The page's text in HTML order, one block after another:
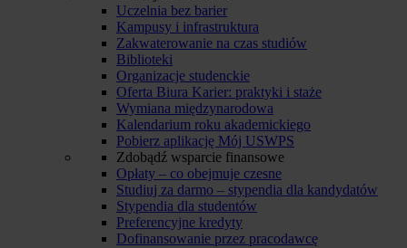
Uczelnia bez barier
Kampusy i infrastruktura
Zakwaterowanie na czas studiów
Biblioteki
Organizacje studenckie
Oferta Biura Karier: praktyki i staże
Wymiana międzynarodowa
Kalendarium roku akademickiego
Pobierz aplikację Mój USWPS
Zdobądź wsparcie finansowe
Opłaty – co obejmuje czesne
Studiuj za darmo – stypendia dla kandydatów
Stypendia dla studentów
Preferencyjne kredyty
Dofinansowanie przez pracodawcę